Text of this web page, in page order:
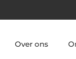
Over ons